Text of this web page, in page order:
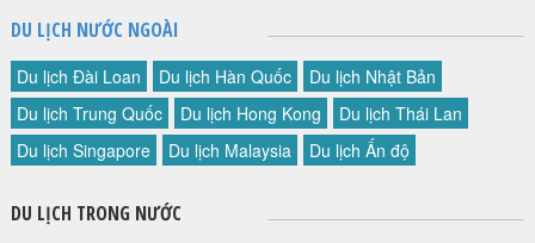
DU LỊCH NƯỚC NGOÀI
Du lịch Đài Loan Du lịch Hàn Quốc
Du lịch Nhật Bản
Du lịch Trung Quốc
Du lịch Hong Kong
Du lịch Thái Lan
Du lịch Singapore
Du lịch Malaysia Du lịch Ấn độ
DU LỊCH TRONG NƯỚC